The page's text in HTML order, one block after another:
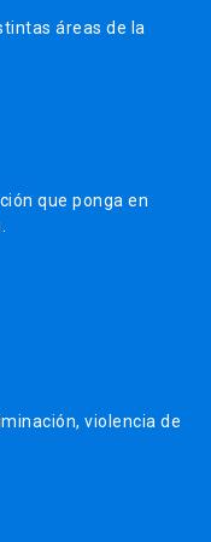
áreas de la
que ponga en
violencia de